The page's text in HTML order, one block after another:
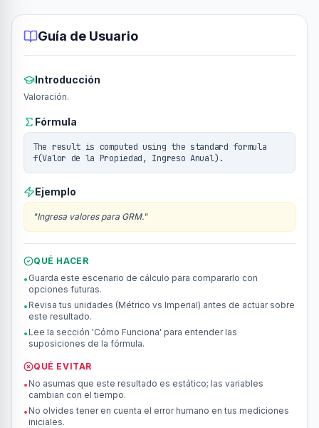
Guía de Usuario
Introducción
Valoración.
Fórmula
The result is computed using the standard formula
f(Valor de la Propiedad, Ingreso Anual).
Ejemplo
"Ingresa valores para GRM."
QUÉ HACER
• Guarda este escenario de cálculo para compararlo con
opciones futuras.
• Revisa tus unidades (Métrico vs Imperial) antes de actuar sobre
este resultado.
• Lee la sección 'Cómo Funciona' para entender las
suposiciones de la fórmula.
QUÉ EVITAR
• No asumas que este resultado es estático; las variables
cambian con el tiempo.
• No olvides tener en cuenta el error humano en tus mediciones
iniciales.